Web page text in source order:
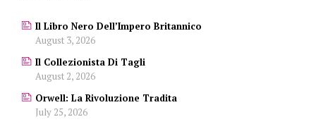
Il Libro Nero Dell’Impero Britannico
August 3, 2026
Il Collezionista Di Tagli
August 2, 2026
Orwell: La Rivoluzione Tradita
July 25, 2026